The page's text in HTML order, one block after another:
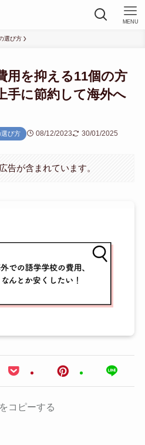
MENU
選び方
用を抑える11個の方
手に節約して海外へ
び方 08/12/2023 30/01/2025
告が含まれています。
コピーする